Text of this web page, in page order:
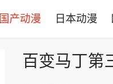
国产动漫 日本动漫
百变马丁第